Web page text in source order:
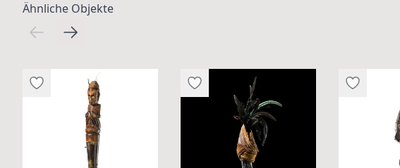
Ähnliche Objekte